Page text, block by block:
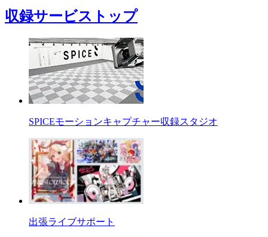
収録サービストップ
SPICEモーションキャプチャー収録スタジオ
出張ライブサポート